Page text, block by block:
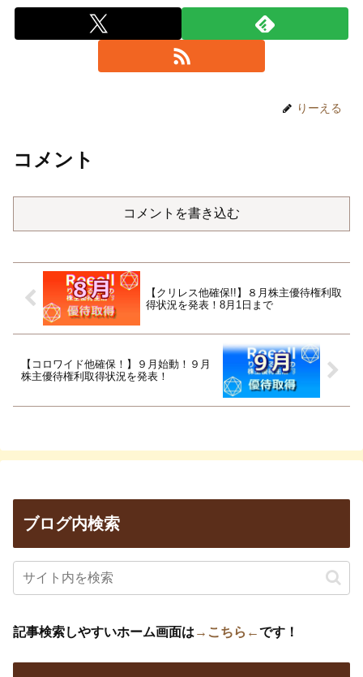
りーえる
コメント
コメントを書き込む
【クリレス他確保!!】８月株主優待権利取
得状況を発表！8月1日まで
【コロワイド他確保！】９月始動！９月
株主優待権利取得状況を発表！
ブログ内検索
記事検索しやすいホーム画面は →こちら←です！